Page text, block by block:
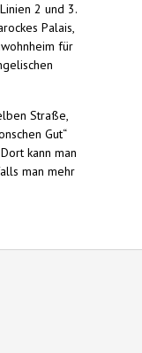
2 und 3.
Palais,
für
Straße,
Gut“
kann man
man mehr